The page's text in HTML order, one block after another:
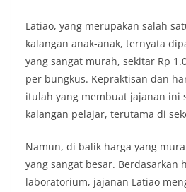
Latiao, yang merupakan salah
kalangan anak-anak, ternyata
yang sangat murah, sekitar Rp
per bungkus. Kepraktisan dan
itulah yang membuat jajanan ini
kalangan pelajar, terutama di
Namun, di balik harga yang
yang sangat besar. Berdasarkan
laboratorium, jajanan Latiao